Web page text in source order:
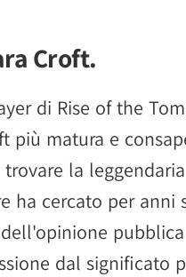
Croft.
di Rise of the
più matura e
la
ha cercato per anni
dal significato